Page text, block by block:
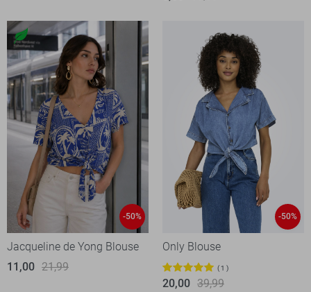
-50%
Jacqueline de Yong Blouse
11,00 21,99
-50%
Only Blouse
1
20,00 39,99